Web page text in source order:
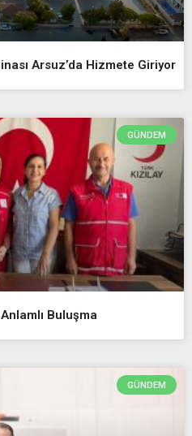
Arsuz’da Hizmete Giriyor
GÜNDEM
Buluşma
GÜNDEM